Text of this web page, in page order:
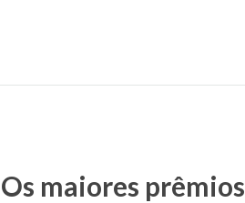
Os maiores prêmios